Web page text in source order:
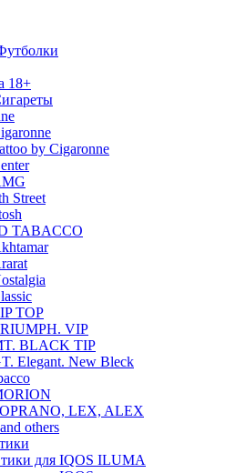
18+
by Cigaronne
Street
TABACCO
TOP
VIP
BLACK TIP
Elegant. New Bleck
LEX, ALEX
others
для IQOS ILUMA